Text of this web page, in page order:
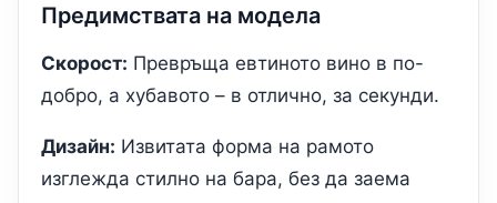
Предимствата на модела
Скорост: Превръща евтиното вино в по-
добро, а хубавото – в отлично, за секунди.
Дизайн: Извитата форма на рамото
изглежда стилно на бара, без да заема